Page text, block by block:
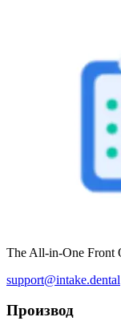
The All-in-One Front
support@intake.dental
Производ